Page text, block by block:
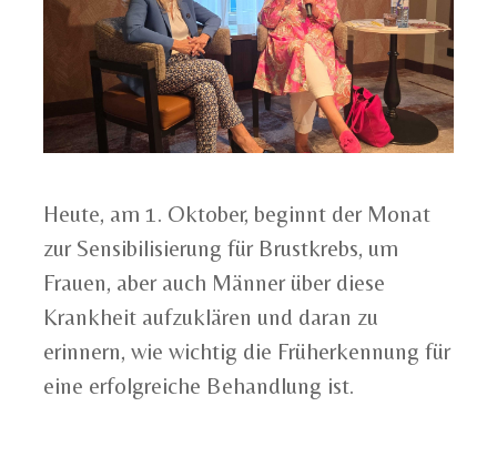
Heute, am 1. Oktober, beginnt der Monat
zur Sensibilisierung für Brustkrebs, um
Frauen, aber auch Männer über diese
Krankheit aufzuklären und daran zu
erinnern, wie wichtig die Früherkennung für
eine erfolgreiche Behandlung ist.